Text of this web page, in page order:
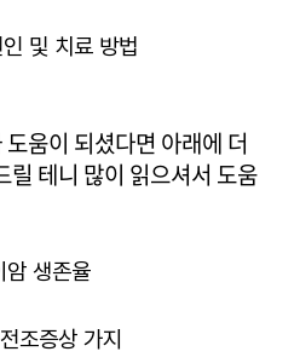
및 치료 방법
움이 되셨다면 아래에 더
릴 테니 많이 읽으셔서 도움
암 생존율
조증상 가지